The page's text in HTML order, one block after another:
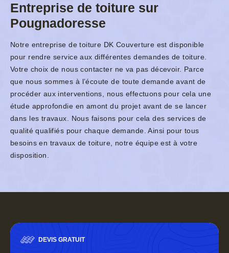
Entreprise de toiture sur
Pougnadoresse
Notre entreprise de toiture DK Couverture est disponible
pour rendre service aux différentes demandes de toiture.
Votre choix de nous contacter ne va pas décevoir. Parce
que nous sommes à l’écoute de toute demande avant de
procéder aux interventions, nous effectuons pour cela une
étude approfondie en amont du projet avant de se lancer
dans les travaux. Nous faisons pour cela des services de
qualité qualifiés pour chaque demande. Ainsi pour tous
besoins en travaux de toiture, notre équipe est à votre
disposition.
DEVIS GRATUIT